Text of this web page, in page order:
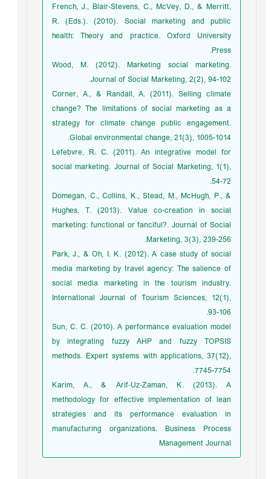
French, J., Blair-Stevens, C., McVey, D., & Merritt,
R. (Eds.). (2010). Social marketing and public
health: Theory and practice. Oxford University
Press.
Wood, M. (2012). Marketing social marketing.
Journal of Social Marketing, 2(2), 94-102.
Corner, A., & Randall, A. (2011). Selling climate
change? The limitations of social marketing as a
strategy for climate change public engagement.
Global environmental change, 21(3), 1005-1014.
Lefebvre, R. C. (2011). An integrative model for
social marketing. Journal of Social Marketing, 1(1),
54-72.
Domegan, C., Collins, K., Stead, M., McHugh, P., &
Hughes, T. (2013). Value co-creation in social
marketing: functional or fanciful?. Journal of Social
Marketing, 3(3), 239-256.
Park, J., & Oh, I. K. (2012). A case study of social
media marketing by travel agency: The salience of
social media marketing in the tourism industry.
International Journal of Tourism Sciences, 12(1),
93-106.
Sun, C. C. (2010). A performance evaluation model
by integrating fuzzy AHP and fuzzy TOPSIS
methods. Expert systems with applications, 37(12),
7745-7754.
Karim, A., & Arif‐Uz‐Zaman, K. (2013). A
methodology for effective implementation of lean
strategies and its performance evaluation in
manufacturing organizations. Business Process
Management Journal